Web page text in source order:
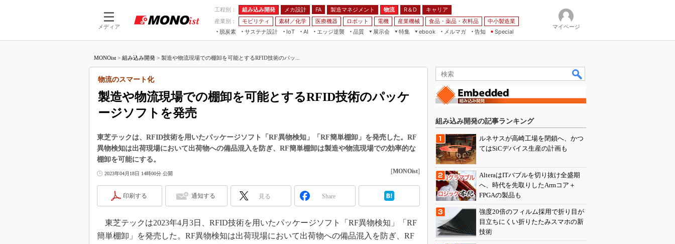
メディア
工程別： 組み込み開発 メカ設計 FA 製造マネジメント 物流 R＆D
キャリア
産業別：
モビリティ 素材／化学 医療機器 ロボット 電機 産業機械 食品・薬品・衣料品
中小製造業
脱炭素
サステナ設計
IoT
つながる工場
AI
AI×設備保全
エッジ逆襲 品質
展示会
JIMTOF
IIFES
TECHNO-FRONTIER
EdgeTech+
日本ものづくりワールド
AUTOMOTIVE WORLD
産業オープンネット展
特集
つながるクルマ
フィールドサービス
組み込み画像技術
組み込みモデリング
ISO26262
3Dプリンタ
ebook
モビリティ
メルマガ
告知 Special
マイページ
MONOist > 組み込み開発 > 製造や物流現場での棚卸を可能とするRFID技術のパッ...
製造や物流現場での棚卸を可能とするRFID技術のパッケ
ージソフトを発売
物流のスマート化
東芝テックは、RFID技術を用いたパッケージソフト「RF異物検知」「RF簡単棚卸」を発売した。RF
異物検知は出荷現場において出荷物への備品混入を防ぎ、RF簡単棚卸は製造や物流現場での効率的な
棚卸を可能にする。
2023年04月18日 14時00分 公開 [MONOist]
印刷する 通知する 見る Share
東芝テックは2023年4月3日、RFID技術を用いたパッケージソフト「RF異物検知」「RF
簡単棚卸」を発売した。RF異物検知は出荷現場において出荷物への備品混入を防ぎ、RF
組み込み開発の記事ランキング
ルネサスが高崎工場を閉鎖へ、かつ
てはSiCデバイス生産の計画も
AlteraはITバブルを切り抜け全盛期
へ、時代を先取りしたArmコア＋
FPGAの製品も
強度20倍のフィルム採用で折り目が
目立ちにくい折りたたみスマホの新
技術